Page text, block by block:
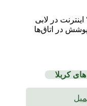
در لابی
در اتاق‌ها
کربلا